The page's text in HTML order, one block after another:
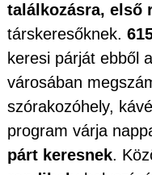
találkozásra, első
társkeresőknek.
keresi párját ebből
városában
szórakozóhely,
program várja
párt keresnek.